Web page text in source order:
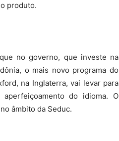
produto.
no governo, que investe na
o mais novo programa do
na Inglaterra, vai levar para
do idioma. O
âmbito da Seduc.